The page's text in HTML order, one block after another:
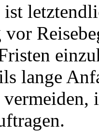
ist
vor
lange